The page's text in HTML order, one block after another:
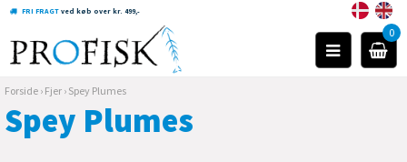
FRI FRAGT ved køb over kr. 499,-
0
Forside › Fjer › Spey Plumes
Spey Plumes